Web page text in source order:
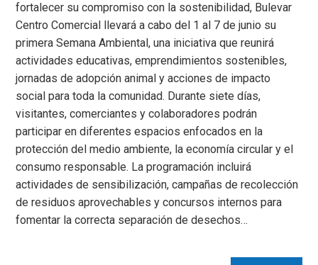
fortalecer su compromiso con la sostenibilidad, Bulevar
Centro Comercial llevará a cabo del 1 al 7 de junio su
primera Semana Ambiental, una iniciativa que reunirá
actividades educativas, emprendimientos sostenibles,
jornadas de adopción animal y acciones de impacto
social para toda la comunidad. Durante siete días,
visitantes, comerciantes y colaboradores podrán
participar en diferentes espacios enfocados en la
protección del medio ambiente, la economía circular y el
consumo responsable. La programación incluirá
actividades de sensibilización, campañas de recolección
de residuos aprovechables y concursos internos para
fomentar la correcta separación de desechos…